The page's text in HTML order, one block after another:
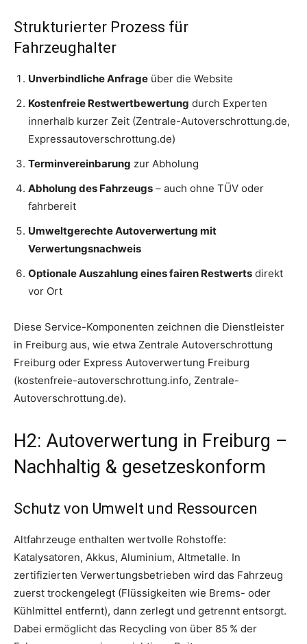
Strukturierter Prozess für
Fahrzeughalter
Unverbindliche Anfrage über die Website
Kostenfreie Restwertbewertung durch Experten
innerhalb kurzer Zeit (Zentrale-Autoverschrottung.de,
Expressautoverschrottung.de)
Terminvereinbarung zur Abholung
Abholung des Fahrzeugs – auch ohne TÜV oder
fahrbereit
Umweltgerechte Autoverwertung mit
Verwertungsnachweis
Optionale Auszahlung eines fairen Restwerts direkt
vor Ort
Diese Service-Komponenten zeichnen die Dienstleister
in Freiburg aus, wie etwa Zentrale Autoverschrottung
Freiburg oder Express Autoverwertung Freiburg
(kostenfreie-autoverschrottung.info, Zentrale-
Autoverschrottung.de).
H2: Autoverwertung in Freiburg –
Nachhaltig & gesetzeskonform
Schutz von Umwelt und Ressourcen
Altfahrzeuge enthalten wertvolle Rohstoffe:
Katalysatoren, Akkus, Aluminium, Altmetalle. In
zertifizierten Verwertungsbetrieben wird das Fahrzeug
zuerst trockengelegt (Flüssigkeiten wie Brems- oder
Kühlmittel entfernt), dann zerlegt und getrennt entsorgt.
Dabei ermöglicht das Recycling von über 85 % der